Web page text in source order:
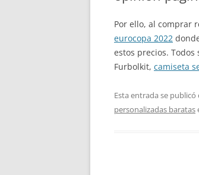
Por ello, al comprar
eurocopa 2022
estos precios.
Furbolkit, camiseta
Esta entrada se publicó
personalizadas baratas